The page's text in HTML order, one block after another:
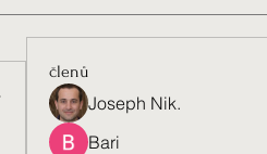
členů
Joseph Nik.
Bari